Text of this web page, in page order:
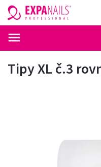
Tipy XL č.3